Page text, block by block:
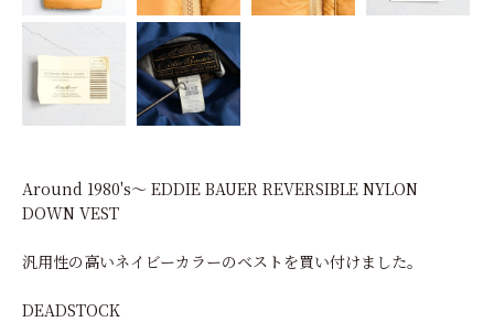
Around 1980's～ EDDIE BAUER REVERSIBLE NYLON
DOWN VEST
汎用性の高いネイビーカラーのベストを買い付けました。
DEADSTOCK